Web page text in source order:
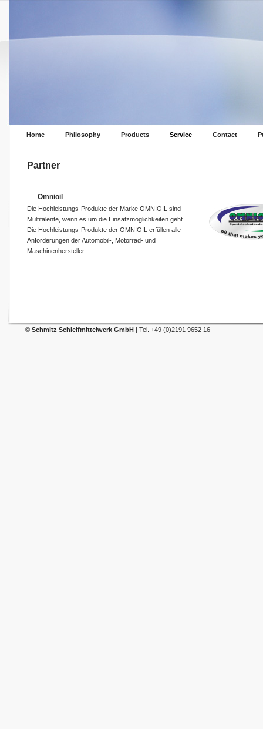
Home Philosophy Products Service Contact
Partner
Omnioil
Die Hochleistungs-Produkte der Marke OMNIOIL sind
Multitalente, wenn es um die Einsatzmöglichkeiten geht.
Die Hochleistungs-Produkte der OMNIOIL erfüllen alle
Anforderungen der Automobil-, Motorrad- und
Maschinenhersteller.
© Schmitz Schleifmittelwerk GmbH | Tel. +49 (0)2191 9652 16